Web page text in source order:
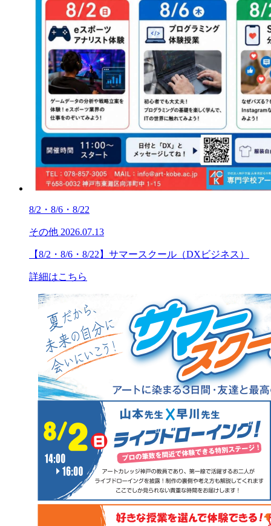
8/2・8/6・8/22
その他 2026.07.13
【8/2・8/6・8/22】サマースクール（DXビジネス）
詳細はこちら